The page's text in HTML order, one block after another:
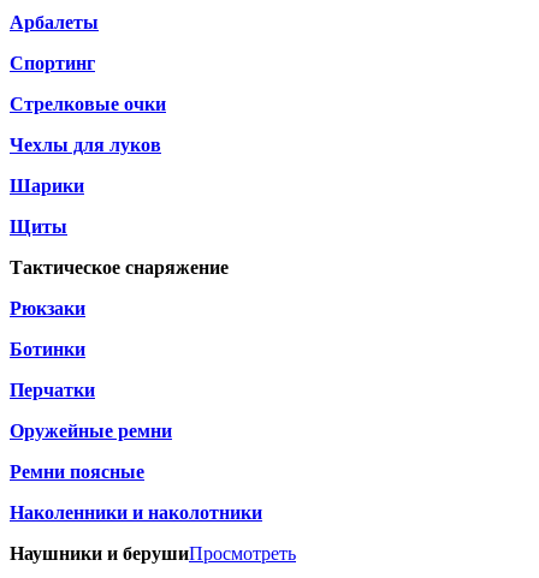
Арбалеты
Спортинг
Стрелковые очки
Чехлы для луков
Шарики
Щиты
Тактическое снаряжение
Рюкзаки
Ботинки
Перчатки
Оружейные ремни
Ремни поясные
Наколенники и наколотники
Наушники и берушиПросмотреть